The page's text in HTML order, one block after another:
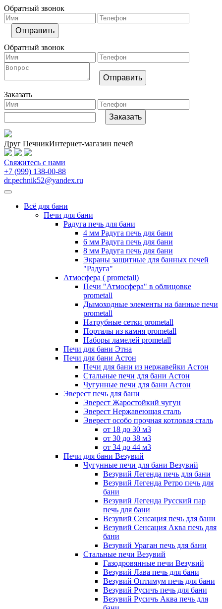
Обратный звонок
Обратный звонок
Заказать
Друг ПечникИнтернет-магазин печей
Свяжитесь с нами
+7 (999) 138-00-88
dr.pechnik52@yandex.ru
Всё для бани
Печи для бани
Радуга печь для бани
4 мм Радуга печь для бани
6 мм Радуга печь для бани
8 мм Радуга печь для бани
Экраны защитные для банных печей
"Радуга"
Атмосфера ( prometall)
Печи "Атмосфера" в облицовке
prometall
Дымоходные элементы на банные печи
prometall
Натрубные сетки prometall
Порталы из камня prometall
Наборы ламелей prometall
Печи для бани Этна
Печи для бани Астон
Печи для бани из нержавейки Астон
Стальные печи для бани Астон
Чугунные печи для бани Астон
Эверест печь для бани
Эверест Жаростойкий чугун
Эверест Нержавеющая сталь
Эверест особо прочная котловая сталь
от 18 до 30 м3
от 30 до 38 м3
от 34 до 44 м3
Печи для бани Везувий
Чугунные печи для бани Везувий
Везувий Легенда печь для бани
Везувий Легенда Ретро печь для
бани
Везувий Легенда Русский пар
печь для бани
Везувий Сенсация печь для бани
Везувий Сенсация Аква печь для
бани
Везувий Ураган печь для бани
Стальные печи Везувий
Газодровянные печи Везувий
Везувий Лава печь для бани
Везувий Оптимум печь для бани
Везувий Русичъ печь для бани
Везувий Русичъ Аква печь для